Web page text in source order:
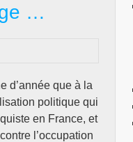
…
d’année que à la
politique qui
en France, et
l’occupation